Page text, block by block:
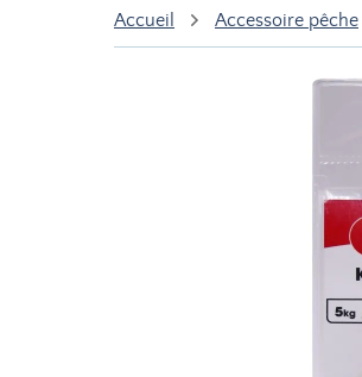
Accueil Accessoire pêche